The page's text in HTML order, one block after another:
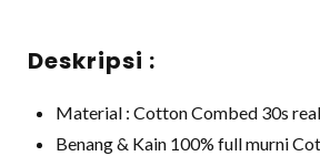
Deskripsi :
Material : Cotton Combed 30s
Benang & Kain 100% full murni